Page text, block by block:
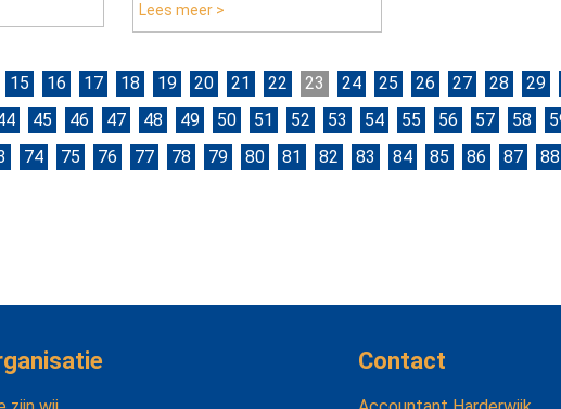
Lees meer >
15 16 17 18 19 20 21 22 23 24 25 26 27 28 29
45 46 47 48 49 50 51 52 53 54 55 56 57 58
74 75 76 77 78 79 80 81 82 83 84 85 86 87 88
Contact